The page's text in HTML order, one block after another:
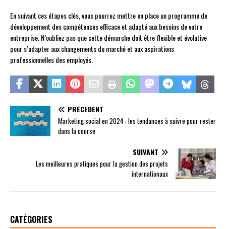
En suivant ces étapes clés, vous pourrez mettre en place un programme de
développement des compétences efficace et adapté aux besoins de votre
entreprise. N’oubliez pas que cette démarche doit être flexible et évolutive
pour s’adapter aux changements du marché et aux aspirations
professionnelles des employés.
PRÉCÉDENT
Marketing social en 2024 : les tendances à suivre pour rester
dans la course
SUIVANT
Les meilleures pratiques pour la gestion des projets
internationaux
CATÉGORIES